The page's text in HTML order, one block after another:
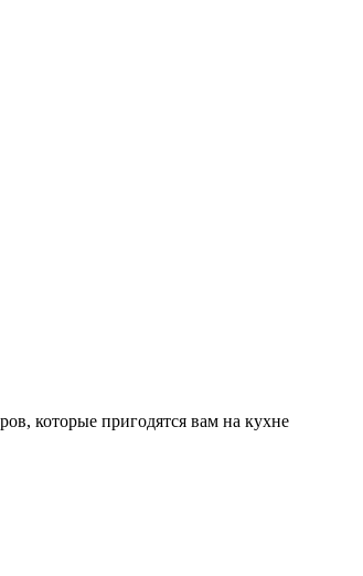
которые пригодятся вам на кухне